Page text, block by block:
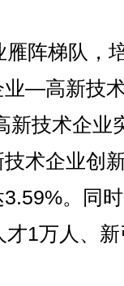
阵梯队，
—高新技
新技术企业
术企业创
。同
1万人、